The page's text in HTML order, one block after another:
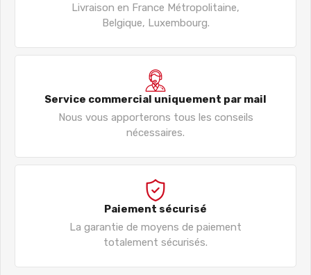
Livraison en France Métropolitaine,
Belgique, Luxembourg.
Service commercial uniquement par mail
Nous vous apporterons tous les conseils
nécessaires.
Paiement sécurisé
La garantie de moyens de paiement
totalement sécurisés.